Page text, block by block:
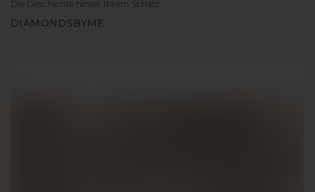
Die Geschichte hinter Ihrem Schatz
DIAMONDSBYME